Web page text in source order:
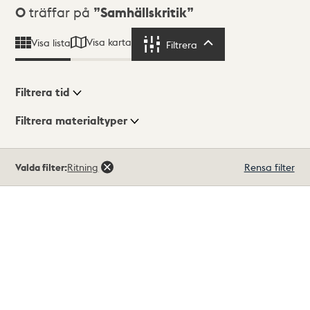
Sökresultat
0 träffar på Samhällskritik
Visa lista Visa karta Filtrera
Visningsläge
Filtrera tid
Filtrera materialtyper
träffar
Valda filter:Ritning Rensa filter